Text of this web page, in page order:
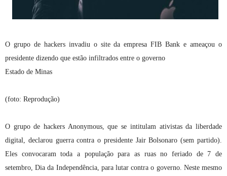
O grupo de hackers invadiu o site da empresa FIB Bank e ameaçou o
presidente dizendo que estão infiltrados entre o governo
Estado de Minas
(foto: Reprodução)
O grupo de hackers Anonymous, que se intitulam ativistas da liberdade
digital, declarou guerra contra o presidente Jair Bolsonaro (sem partido).
Eles convocaram toda a população para as ruas no feriado de 7 de
setembro, Dia da Independência, para lutar contra o governo. Neste mesmo